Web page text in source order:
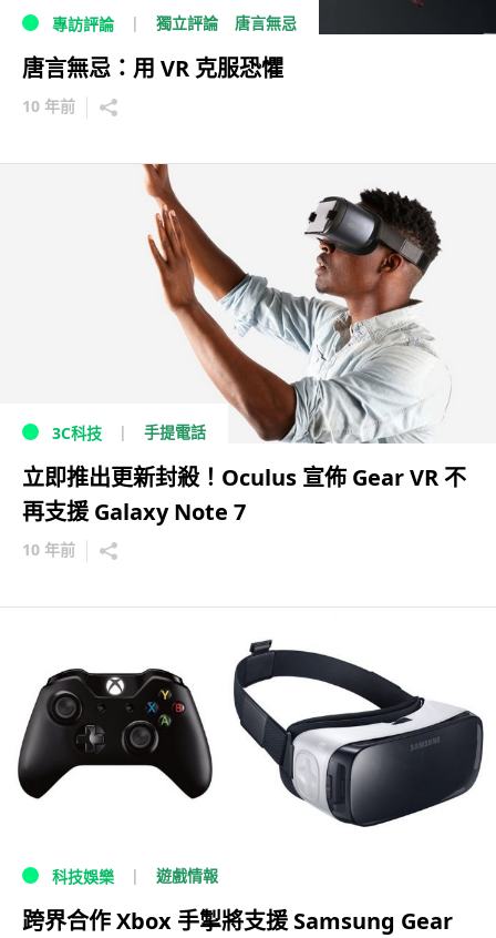
專訪評論 獨立評論 唐言無忌
唐言無忌：用 VR 克服恐懼
10 年前
3C科技 手提電話
立即推出更新封殺！Oculus 宣佈 Gear VR 不
再支援 Galaxy Note 7
10 年前
科技娛樂 遊戲情報
跨界合作 Xbox 手掣將支援 Samsung Gear